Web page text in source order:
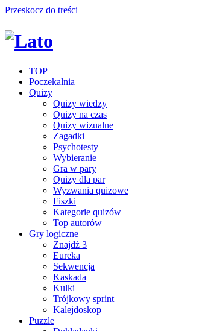
Przeskocz do treści
TOP
Poczekalnia
Quizy
Quizy wiedzy
Quizy na czas
Quizy wizualne
Zagadki
Psychotesty
Wybieranie
Gra w pary
Quizy dla par
Wyzwania quizowe
Fiszki
Kategorie quizów
Top autorów
Gry logiczne
Znajdź 3
Eureka
Sekwencja
Kaskada
Kulki
Trójkowy sprint
Kalejdoskop
Puzzle